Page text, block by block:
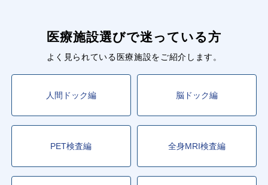
医療施設選びで迷っている方
よく見られている医療施設をご紹介します。
人間ドック編 脳ドック編
PET検査編 全身MRI検査編